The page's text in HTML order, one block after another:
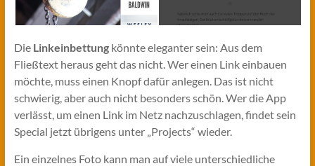
Die Linkeinbettungkönnte eleganter sein: Aus dem
Fließtext heraus geht das nicht. Wer einen Link einbauen
möchte, muss einen Knopf dafür anlegen. Das ist nicht
schwierig, aber auch nicht besonders schön. Wer die App
verlässt, um einen Link im Netz nachzuschlagen, findet sein
Special jetzt übrigens unter „Projects“ wieder.
Ein einzelnes Foto kann man auf viele unterschiedliche